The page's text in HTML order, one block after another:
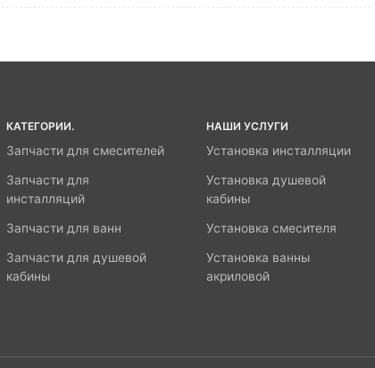
КАТЕГОРИИ.
Запчасти для смесителей
Запчасти для
инсталляций
Запчасти для ванн
Запчасти для душевой
кабины
НАШИ УСЛУГИ
Установка инсталляции
Установка душевой
кабины
Установка смесителя
Установка ванны
акриловой